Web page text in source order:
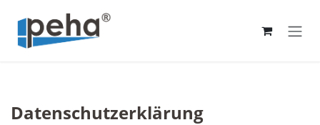
Datenschutzerklärung